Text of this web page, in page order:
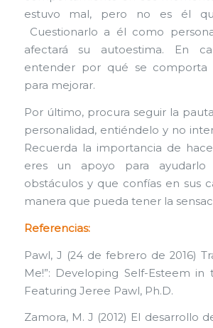
estuvo mal, pero no es él
Cuestionarlo a él como
afectará su autoestima. En
entender por qué se comporta
para mejorar.
Por último, procura seguir la
personalidad, entiéndelo y no
Recuerda la importancia de
eres un apoyo para
obstáculos y que confías en sus
manera que pueda tener la
Referencias:
Pawl, J (24 de febrero de 2016)
Me!”: Developing Self-Esteem in
Featuring Jeree Pawl, Ph.D.
Zamora, M. J (2012) El desarrollo